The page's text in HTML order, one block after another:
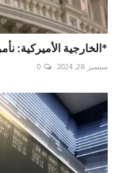
*الخارجية الأميركية:
سبتمبر 28, 2024 0